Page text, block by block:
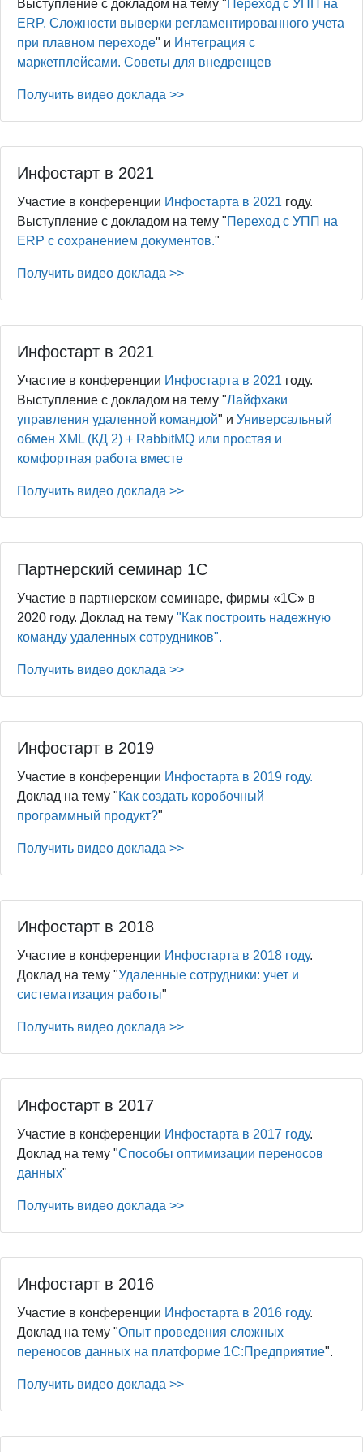
Выступление с докладом на тему " Переход с УПП на
ERP. Сложности выверки регламентированного учета
при плавном переходе" и Интеграция с
маркетплейсами. Советы для внедренцев
Получить видео доклада >>
Инфостарт в 2021
Участие в конференции Инфостарта в 2021 году.
Выступление с докладом на тему "Переход с УПП на
ERP с сохранением документов."
Получить видео доклада >>
Инфостарт в 2021
Участие в конференции Инфостарта в 2021 году.
Выступление с докладом на тему "Лайфхаки
управления удаленной командой" и Универсальный
обмен XML (КД 2) + RabbitMQ или простая и
комфортная работа вместе
Получить видео доклада >>
Партнерский семинар 1С
Участие в партнерском семинаре, фирмы «1С» в
2020 году. Доклад на тему "Как построить надежную
команду удаленных сотрудников".
Получить видео доклада >>
Инфостарт в 2019
Участие в конференции Инфостарта в 2019 году.
Доклад на тему "Как создать коробочный
программный продукт?"
Получить видео доклада >>
Инфостарт в 2018
Участие в конференции Инфостарта в 2018 году.
Доклад на тему "Удаленные сотрудники: учет и
систематизация работы"
Получить видео доклада >>
Инфостарт в 2017
Участие в конференции Инфостарта в 2017 году.
Доклад на тему "Способы оптимизации переносов
данных"
Получить видео доклада >>
Инфостарт в 2016
Участие в конференции Инфостарта в 2016 году.
Доклад на тему "Опыт проведения сложных
переносов данных на платформе 1С:Предприятие".
Получить видео доклада >>